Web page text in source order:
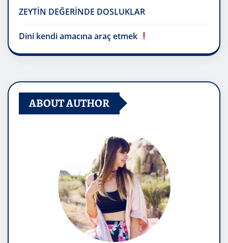
ZEYTİN DEĞERİNDE DOSLUKLAR
Dini kendi amacına araç etmek
ABOUT AUTHOR